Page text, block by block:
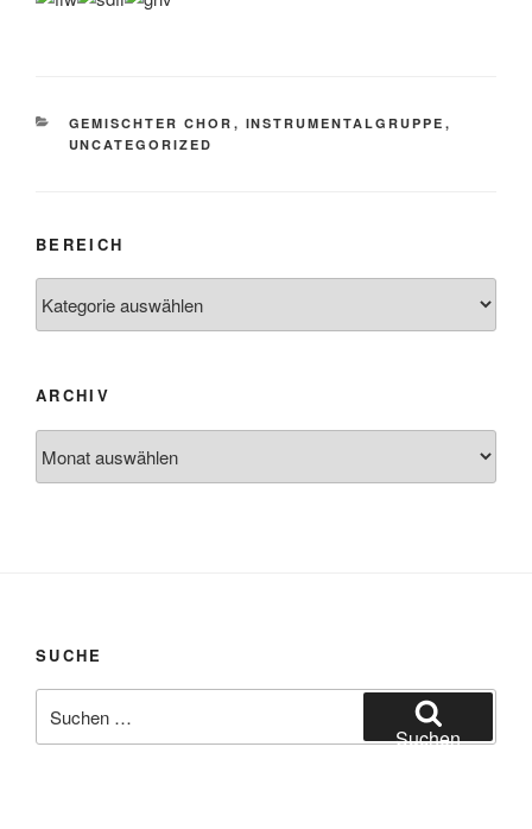
KATEGORIEN
GEMISCHTER CHOR , INSTRUMENTALGRUPPE ,
UNCATEGORIZED
BEREICH
ARCHIV
SUCHE
nach:
Suchen